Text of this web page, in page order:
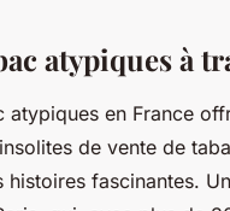
atypiques à
atypiques en France
de vente de
histoires fascinantes.